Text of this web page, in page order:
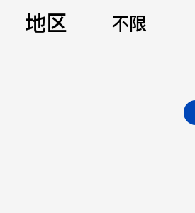
地区 不限